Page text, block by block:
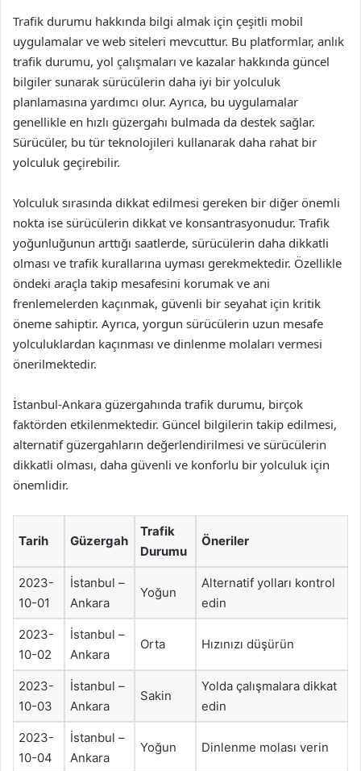
Trafik durumu hakkında bilgi almak için çeşitli mobil
uygulamalar ve web siteleri mevcuttur. Bu platformlar, anlık
trafik durumu, yol çalışmaları ve kazalar hakkında güncel
bilgiler sunarak sürücülerin daha iyi bir yolculuk
planlamasına yardımcı olur. Ayrıca, bu uygulamalar
genellikle en hızlı güzergahı bulmada da destek sağlar.
Sürücüler, bu tür teknolojileri kullanarak daha rahat bir
yolculuk geçirebilir.
Yolculuk sırasında dikkat edilmesi gereken bir diğer önemli
nokta ise sürücülerin dikkat ve konsantrasyonudur. Trafik
yoğunluğunun arttığı saatlerde, sürücülerin daha dikkatli
olması ve trafik kurallarına uyması gerekmektedir. Özellikle
öndeki araçla takip mesafesini korumak ve ani
frenlemelerden kaçınmak, güvenli bir seyahat için kritik
öneme sahiptir. Ayrıca, yorgun sürücülerin uzun mesafe
yolculuklardan kaçınması ve dinlenme molaları vermesi
önerilmektedir.
İstanbul-Ankara güzergahında trafik durumu, birçok
faktörden etkilenmektedir. Güncel bilgilerin takip edilmesi,
alternatif güzergahların değerlendirilmesi ve sürücülerin
dikkatli olması, daha güvenli ve konforlu bir yolculuk için
önemlidir.
Tarih Güzergah
Trafik
Durumu
Öneriler
2023-
10-01
İstanbul –
Ankara
Yoğun
Alternatif yolları kontrol
edin
2023-
10-02
İstanbul –
Ankara
Orta Hızınızı düşürün
2023-
10-03
İstanbul –
Ankara
Sakin
Yolda çalışmalara dikkat
edin
2023-
10-04
İstanbul –
Ankara
Yoğun Dinlenme molası verin